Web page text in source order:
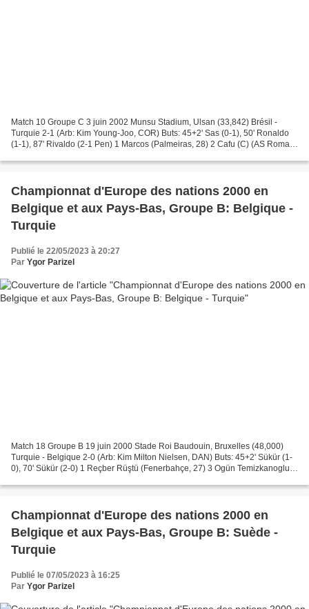
Match 10 Groupe C 3 juin 2002 Munsu Stadium, Ulsan (33,842) Brésil -
Turquie 2-1 (Arb: Kim Young-Joo, COR) Buts: 45+2' Sas (0-1), 50' Ronaldo
(1-1), 87' Rivaldo (2-1 Pen) 1 Marcos (Palmeiras, 28) 2 Cafu (C) (AS Roma,
Championnat d'Europe des nations 2000 en
Belgique et aux Pays-Bas, Groupe B: Belgique -
Turquie
Publié le 22/05/2023 à 20:27
Par Ygor Parizel
Match 18 Groupe B 19 juin 2000 Stade Roi Baudouin, Bruxelles (48,000)
Turquie - Belgique 2-0 (Arb: Kim Milton Nielsen, DAN) Buts: 45+2' Sükür (1-
0), 70' Sükür (2-0) 1 Reçber Rüştü (Fenerbahçe, 27) 3 Ogün Temizkanoglu
​​​​​​​Championnat d'Europe des nations 2000 en
Belgique et aux Pays-Bas, Groupe B: Suède -
Turquie
Publié le 07/05/2023 à 16:25
Par Ygor Parizel